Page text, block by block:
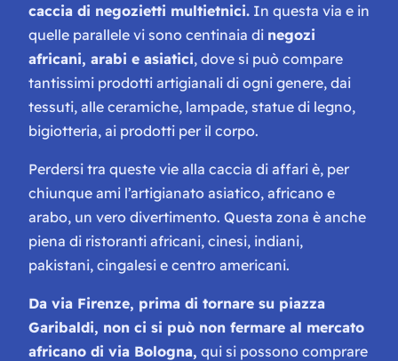
caccia di negozietti multietnici. In questa via e in
quelle parallele vi sono centinaia di negozi
africani, arabi e asiatici, dove si può compare
tantissimi prodotti artigianali di ogni genere, dai
tessuti, alle ceramiche, lampade, statue di legno,
bigiotteria, ai prodotti per il corpo.
Perdersi tra queste vie alla caccia di affari è, per
chiunque ami l’artigianato asiatico, africano e
arabo, un vero divertimento. Questa zona è anche
piena di ristoranti africani, cinesi, indiani,
pakistani, cingalesi e centro americani.
Da via Firenze, prima di tornare su piazza
Garibaldi, non ci si può non fermare al mercato
africano di via Bologna, qui si possono comprare